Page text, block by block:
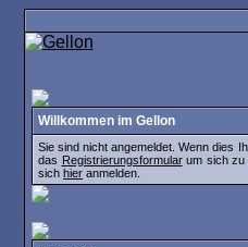
Willkommen im Gellon
Sie sind nicht angemeldet. Wenn dies
das Registrierungsformularum sich zu
sich hier anmelden.